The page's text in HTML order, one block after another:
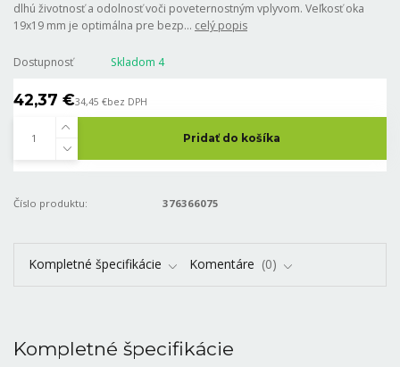
dlhú životnosť a odolnosť voči poveternostným vplyvom. Veľkosť oka
19x19 mm je optimálna pre bezp... celý popis
Dostupnosť Skladom 4
42,37 €34,45 €bez DPH
Pridať do košíka
Číslo produktu: 376366075
Kompletné špecifikácie Komentáre 0
Kompletné špecifikácie